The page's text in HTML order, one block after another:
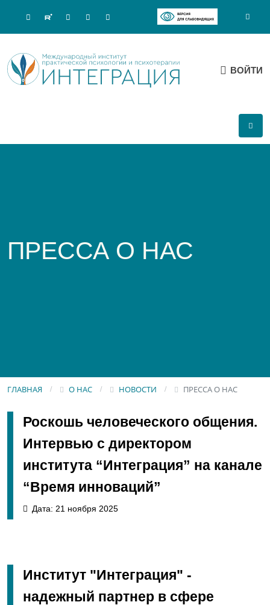
ВОЙТИ
ПРЕССА О НАС
ГЛАВНАЯ О НАС НОВОСТИ ПРЕССА О НАС
Роскошь человеческого общения.
Интервью с директором
института “Интеграция” на канале
“Время инноваций”
Дата: 21 ноября 2025
Институт "Интеграция" -
надежный партнер в сфере